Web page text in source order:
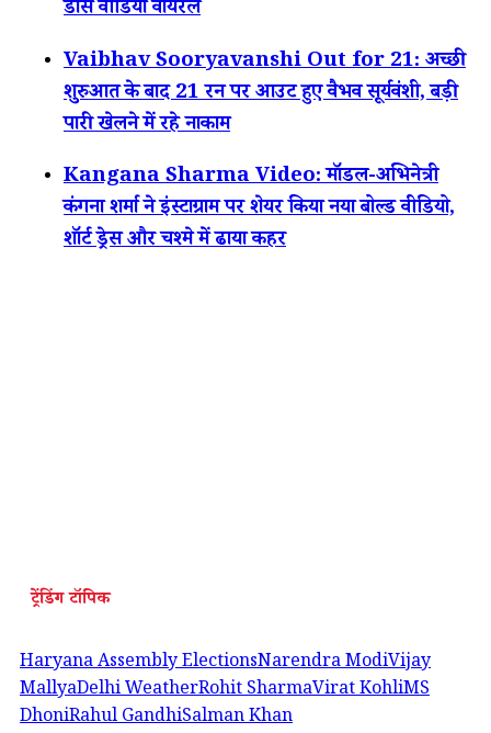
डांस वीडियो वायरल
Vaibhav Sooryavanshi Out for 21: अच्छी
शुरुआत के बाद 21 रन पर आउट हुए वैभव सूर्यवंशी, बड़ी
पारी खेलने में रहे नाकाम
Kangana Sharma Video: मॉडल-अभिनेत्री
कंगना शर्मा ने इंस्टाग्राम पर शेयर किया नया बोल्ड वीडियो,
शॉर्ट ड्रेस और चश्मे में ढाया कहर
ट्रेंडिंग टॉपिक
Haryana Assembly ElectionsNarendra ModiVijay
MallyaDelhi WeatherRohit SharmaVirat KohliMS
DhoniRahul GandhiSalman Khan